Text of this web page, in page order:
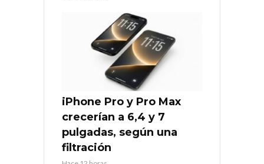
iPhone Pro y Pro Max
crecerían a 6,4 y 7
pulgadas, según una
filtración